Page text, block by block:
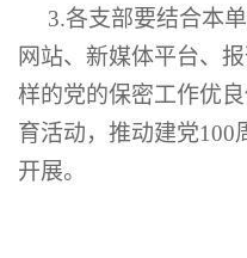
3.各支部要结合本
网站、新媒体平台、
样的党的保密工作优
育活动，推动建党100
开展。